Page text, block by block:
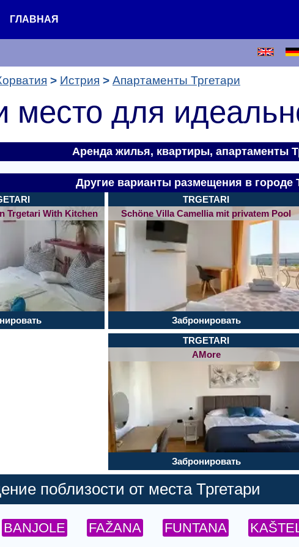
ГЛАВНАЯ
Истрия Апартаменты Тргетари
место для
Аренда жилья, квартиры, апартаменты
Другие варианты размещения в городе
Trgetari With Kitchen
TRGETARI
Schöne Villa Camellia mit privatem Pool
Забронировать
TRGETARI
AMore
Забронировать
поблизости от места Тргетари
BANJOLE FAŽANA FUNTANA